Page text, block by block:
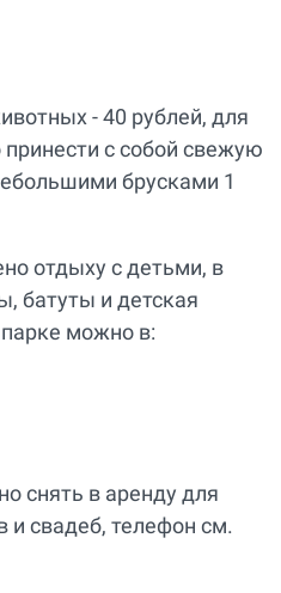
- 40 рублей, для
с собой свежую
брусками 1
отдыху с детьми, в
батуты и детская
можно в:
снять в аренду для
и свадеб, телефон см.